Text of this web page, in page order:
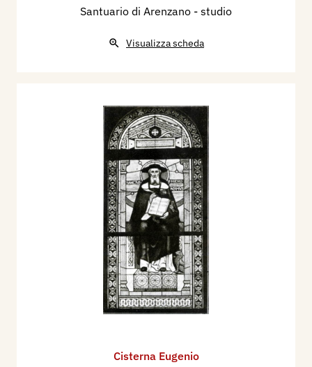
Santuario di Arenzano - studio
Visualizza scheda
Cisterna Eugenio